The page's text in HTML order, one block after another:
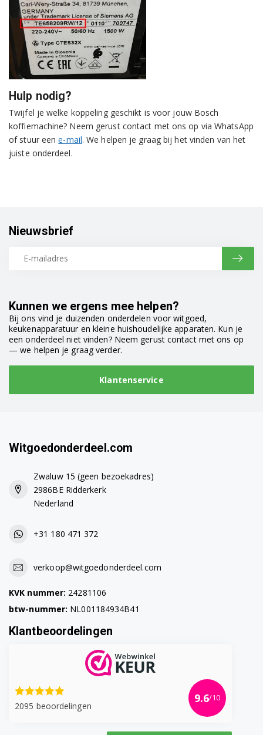
Hulp nodig?
Twijfel je welke koppeling geschikt is voor jouw Bosch
koffiemachine? Neem gerust contact met ons op via WhatsApp
of stuur eene-mail. We helpen je graag bij het vinden van het
juiste onderdeel.
Kunnen we ergens mee helpen?
Bij ons vind je duizenden onderdelen voor witgoed,
keukenapparatuur en kleine huishoudelijke apparaten. Kun je
een onderdeel niet vinden? Neem gerust contact met ons op
— we helpen je graag verder.
Klantenservice
Nieuwsbrief
Witgoedonderdeel.com
Zwaluw 15 (geen bezoekadres)
2986BE Ridderkerk
Nederland
+31 180 471 372
verkoop@witgoedonderdeel.com
KVK nummer: 24281106
btw-nummer: NL001184934B41
Klantbeoordelingen
2095 beoordelingen
9.6/10